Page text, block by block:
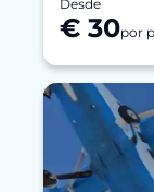
Desde
€ 30por